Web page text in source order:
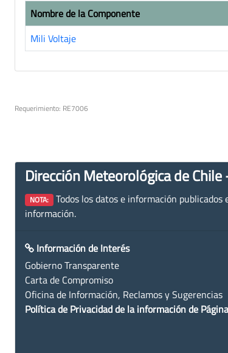
Nombre de la Componente
Mili Voltaje
Requerimiento: RE7006
Dirección Meteorológica de Chile
NOTA: Todos los datos e información
información.
Información de Interés
Gobierno Transparente
Carta de Compromiso
Oficina de Información, Reclamos y Sugerencias
Política de Privacidad de la información de